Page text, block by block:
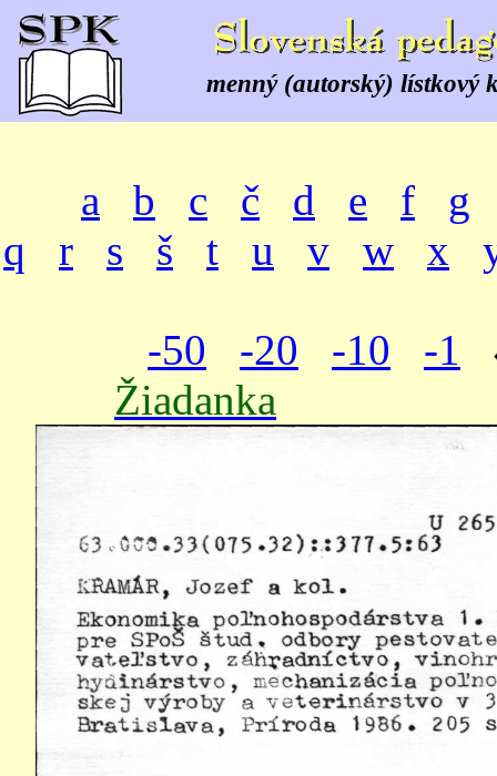
menný (autorský) lístkový
a b c č d e f
g
q
r s š t u v w x
-50 -20 -10
-1
Žiadanka